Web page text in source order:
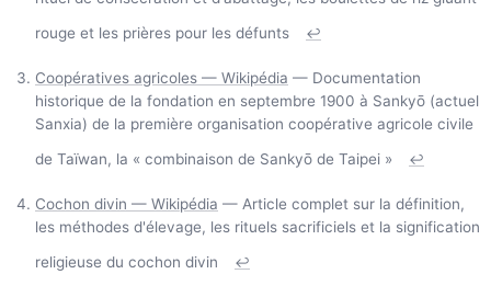
rouge et les prières pour les défunts
↩
Coopératives agricoles — Wikipédia — Documentation
historique de la fondation en septembre 1900 à Sankyō (actuel
Sanxia) de la première organisation coopérative agricole civile
de Taïwan, la « combinaison de Sankyō de Taipei »
↩
Cochon divin — Wikipédia — Article complet sur la définition,
les méthodes d'élevage, les rituels sacrificiels et la signification
religieuse du cochon divin
↩